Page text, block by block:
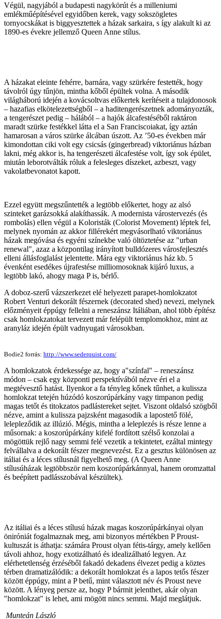
Végül, nagyjából a budapesti nagykörút és a milleniumi
emlékműépítésével egyidőben kerek, vagy sokszögletes
tornyocskákat is biggyesztettek a házak sarkaira, s így alakult ki az
1890-es évekre jellemző Queen Anne stílus.
A házakat eleinte fehérre, barnára, vagy szürkére festették, hogy
távolról úgy tűnjön, mintha kőből épültek volna. A második
világháború idején a kovácsoltvas előkertek kerítéseit a tulajdonosok
– hazafias elkötelezettségből – a haditengerészetnek adományozták,
a tengerészet pedig – hálából – a hajók álcafestéséből raktáron
maradt szürke festékkel látta el a San Franciscoiakat, így aztán
hamarosan a város szürke álcában úszott. Az ’50-es években már
kimondottan ciki volt egy csicsás (gingerbread) viktoriánus házban
lakni, még akkor is, ha tengerészeti álcafestése volt, így sok épület,
miután leborotválták róluk a felesleges díszeket, azbeszt, vagy
vakolatbevonatot kapott.
Ezzel együtt megszűntették a legtöbb előkertet, hogy az alsó
szinteket garázsokká alakíthassák. A modernista várostervezés (és
rombolás) ellen végül a Koloristák (Colorist Movement) léptek fel,
melynek nyomán az akkor fillérekért megvásorlható viktoriánus
házak megóvása és egyéni színekbe való öltöztetése az "urban
renewal", azaz a központilag irányított bulldózeres városfejlesztés
elleni állásfoglalást jelentette. Mára egy viktoriánus ház kb. 5
évenként esedékes újrafestése milliomosoknak kijáró luxus, a
legtöbb lakó, ahogy maga P is, bérlő.
A doboz-szerű vázszerkezet elé helyezett parapet-homlokzatot
Robert Venturi dekorált fészernek (decorated shed) nevezi, melynek
előzményeit éppúgy fellelni a reneszánsz Itáliában, ahol több építész
csak homlokzatokat tervezett már felépült templomokhoz, mint az
aranyláz idején épült vadnyugati városokban.
Bodie2 forrás: http://www.sederquist.com/
A homlokzatok érdekessége az, hogy a"színfal" – reneszánsz
módon – csak egy központi perspektívából nézve éri el a
megtévesztő hatást. Ilyenkor a fa tényleg kőnek tűnhet, a kulissza
homlokzat tetején húzódó koszorúpárkány vagy timpanon pedig
magas tetőt és titokzatos padlástereket sejtet. Viszont oldalsó szögből
nézve, amint a kulissza pajzsként magasodik a lapostető fölé,
lelepleződik az illúzió. Mégis, mintha a leleplezés is része lenne a
műsornak: a koszorúpárkány kifelé fordított szélső konzolai a
mögöttük rejlő nagy semmi felé vezetik a tekintetet, ezáltal mintegy
felvállalva a dekorált fészer megnevezést. Ez a gesztus különösen az
itáliai és a léces stílusnál figyelhető meg. (A Queen Anne
stílusúházak legtöbbször nem koszorúpárkánnyal, hanem oromzattal
és beépített padlásszobával készültek).
Az itáliai és a léces stílusú házak magas koszorúpárkányai olyan
öniróniát fogalmaznak meg, ami bizonyos mértékben P Proust-
kultuszát is áthatja: számára Proust olyan fétis-tárgy, amely kellően
távoli ahhoz, hogy exotizálható és idealizálható legyen. Az
elérhetetlenség érzéséből fakadó dekadens élvezet pedig a köztes
térben dramatizálódik: a dekorált homlokzat és a lapos tetős fészer
között éppúgy, mint a P betű, mint választott név és Proust neve
között. A lényeg persze az, hogy P bármit jelenthet, akár olyan
"homlokzat" is lehet, ami mögött nincs semmi. Majd meglátjuk.
Munteán László